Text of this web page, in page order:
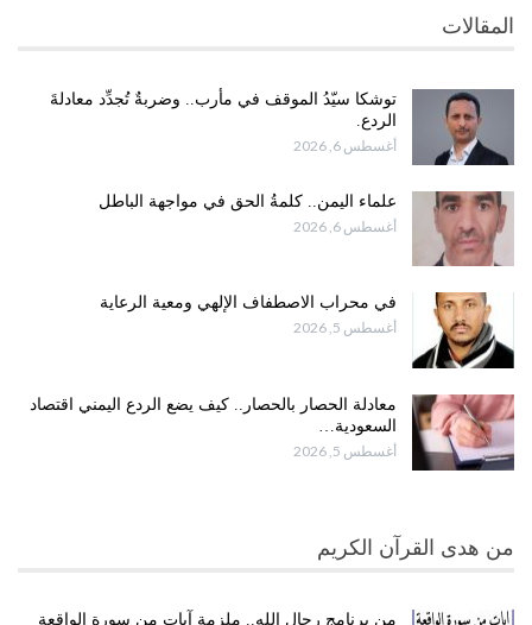
المقالات
توشكا سيّدُ الموقف في مأرب.. وضربةٌ تُجدِّد معادلةَ
الردع.
أغسطس 6, 2026
علماء اليمن.. كلمةُ الحق في مواجهة الباطل
أغسطس 6, 2026
في محراب الاصطفاف الإلهي ومعية الرعاية
أغسطس 5, 2026
معادلة الحصار بالحصار.. كيف يضع الردع اليمني اقتصاد
السعودية…
أغسطس 5, 2026
من هدى القرآن الكريم
من برنامج رجال الله.. ملزمة آيات من سورة الواقعة